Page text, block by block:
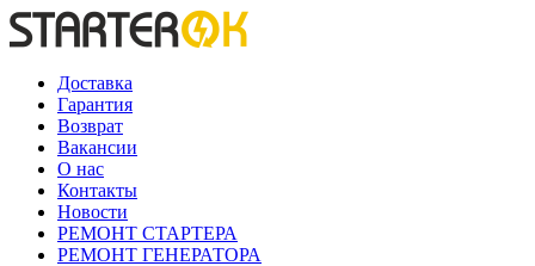
Доставка
Гарантия
Возврат
Вакансии
О нас
Контакты
Новости
РЕМОНТ СТАРТЕРА
РЕМОНТ ГЕНЕРАТОРА